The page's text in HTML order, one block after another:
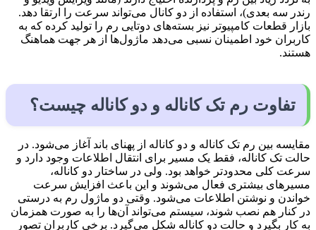
رندر سه بعدی)، استفاده از دو کانال می‌تواند سرعت را ارتقا دهد.
بازار قطعات کامپیوتر نیز بسته‌های دوتایی رم را تولید کرده که به
کاربران خود اطمینان نسبی می‌دهد ماژول‌ها از هر جهت هماهنگ
هستند.
تفاوت رم تک کاناله و دو کاناله چیست؟
مقایسه بین رم تک کاناله و دو کاناله از پهنای باند آغاز می‌شود. در
حالت تک کاناله، فقط یک مسیر برای انتقال اطلاعات وجود دارد و
سرعت کلی محدودتر خواهد بود. ولی در ساختار دو کاناله،
مسیرهای بیشتری فعال می‌شوند و این باعث افزایش سرعت
خواندن و نوشتن اطلاعات می‌شود. وقتی دو ماژول رم به درستی
در کنار هم نصب شوند، سیستم می‌تواند آن‌ها را به صورت همزمان
به کار بگیرد و حالت دو کاناله شکل می‌گیرد. برخی کاربران تصور